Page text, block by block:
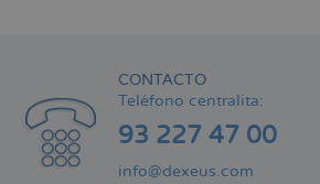
CONTACTO
Teléfono centralita:
93 227 47 00
info@dexeus.com